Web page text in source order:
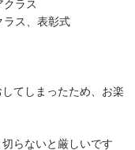
ラス
ス、表彰式
てしまったため、お楽
らないと厳しいです